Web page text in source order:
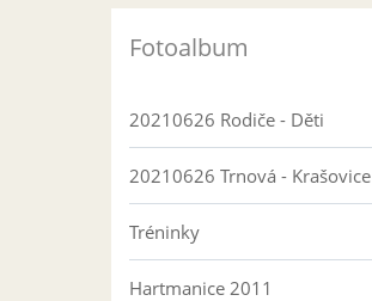
Fotoalbum
20210626 Rodiče - Děti
20210626 Trnová - Krašovice
Tréninky
Hartmanice 2011